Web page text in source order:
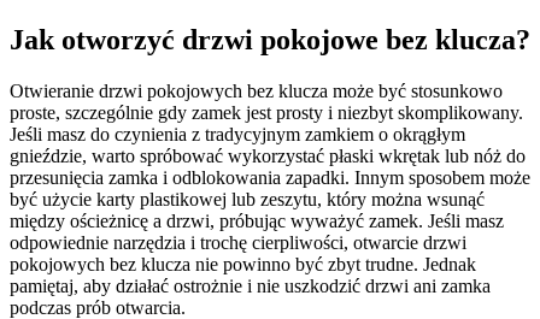
Jak otworzyć drzwi pokojowe bez klucza?
Otwieranie drzwi pokojowych bez klucza może być stosunkowo
proste, szczególnie gdy zamek jest prosty i niezbyt skomplikowany.
Jeśli masz do czynienia z tradycyjnym zamkiem o okrągłym
gnieździe, warto spróbować wykorzystać płaski wkrętak lub nóż do
przesunięcia zamka i odblokowania zapadki. Innym sposobem może
być użycie karty plastikowej lub zeszytu, który można wsunąć
między ościeżnicę a drzwi, próbując wyważyć zamek. Jeśli masz
odpowiednie narzędzia i trochę cierpliwości, otwarcie drzwi
pokojowych bez klucza nie powinno być zbyt trudne. Jednak
pamiętaj, aby działać ostrożnie i nie uszkodzić drzwi ani zamka
podczas prób otwarcia.